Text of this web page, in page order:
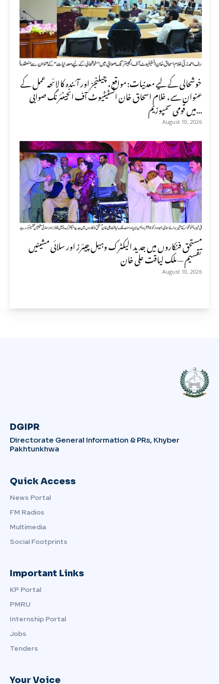
خوشحالی کے لیے معدنیات: مواقع، چیلنجز اور آئندہ کا لائحہ عمل کے
عنوان سے، غلام اسحاق خان انسٹیٹیوٹ آف انجینئرنگ صوابی
میں قومی سمپوزیم...
August 10, 2026
مستحق فنکاروں میں جدید الیکٹرک وہیل چیئرز اور سلائی مشینیں
تقسیم — ملک لیاقت علی خان
August 10, 2026
DGIPR
Directorate General Information & PRs, Khyber
Pakhtunkhwa
Quick Access
News Portal
FM Radios
Multimedia
Social Footprints
Important Links
KP Portal
PMRU
Internship Portal
Jobs
Tenders
Your Voice